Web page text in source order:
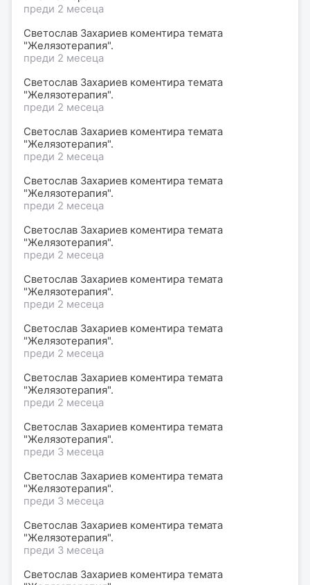
преди 2 месеца
Светослав Захариев коментира темата
"Желязотерапия".
преди 2 месеца
Светослав Захариев коментира темата
"Желязотерапия".
преди 2 месеца
Светослав Захариев коментира темата
"Желязотерапия".
преди 2 месеца
Светослав Захариев коментира темата
"Желязотерапия".
преди 2 месеца
Светослав Захариев коментира темата
"Желязотерапия".
преди 2 месеца
Светослав Захариев коментира темата
"Желязотерапия".
преди 2 месеца
Светослав Захариев коментира темата
"Желязотерапия".
преди 2 месеца
Светослав Захариев коментира темата
"Желязотерапия".
преди 2 месеца
Светослав Захариев коментира темата
"Желязотерапия".
преди 3 месеца
Светослав Захариев коментира темата
"Желязотерапия".
преди 3 месеца
Светослав Захариев коментира темата
"Желязотерапия".
преди 3 месеца
Светослав Захариев коментира темата